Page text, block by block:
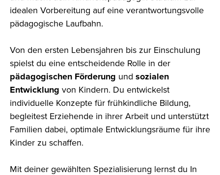
idealen Vorbereitung auf eine verantwortungsvolle
pädagogische Laufbahn.
Von den ersten Lebensjahren bis zur Einschulung
spielst du eine entscheidende Rolle in der
pädagogischen Förderung und sozialen
Entwicklung von Kindern. Du entwickelst
individuelle Konzepte für frühkindliche Bildung,
begleitest Erziehende in ihrer Arbeit und unterstützt
Familien dabei, optimale Entwicklungsräume für ihre
Kinder zu schaffen.
Mit deiner gewählten Spezialisierung lernst du In